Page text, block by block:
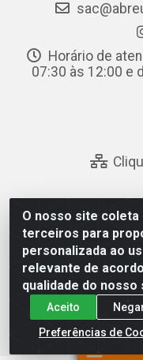
O nosso site
terceiros para
personalizada ao
relevante de
qualidade do nosso
Aceito
Preferências de
Horário de
07:30 às 12:00 e
Abreu & Silva -
Ariado, Olho